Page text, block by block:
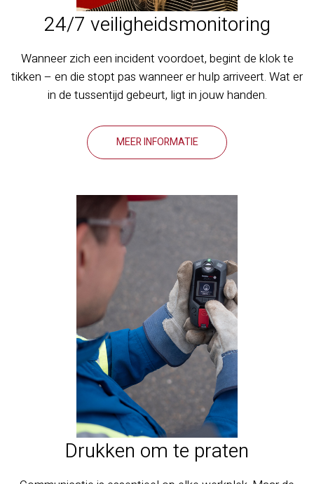
24/7 veiligheidsmonitoring
Wanneer zich een incident voordoet, begint de klok te
tikken – en die stopt pas wanneer er hulp arriveert. Wat er
in de tussentijd gebeurt, ligt in jouw handen.
MEER INFORMATIE
Drukken om te praten